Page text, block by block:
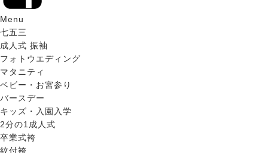
Menu
七五三
成人式 振袖
フォトウエディング
マタニティ
ベビー・お宮参り
バースデー
キッズ・入園入学
2分の1成人式
卒業式袴
紋付袴